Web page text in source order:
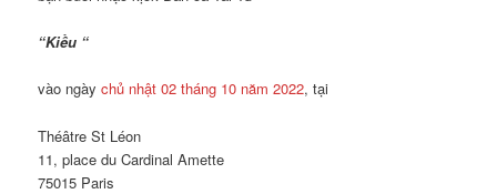
“Kiều “
vào ngàychủ nhật 02 tháng 10 năm 2022, tại
Théâtre St Léon
11, place du Cardinal Amette
75015 Paris